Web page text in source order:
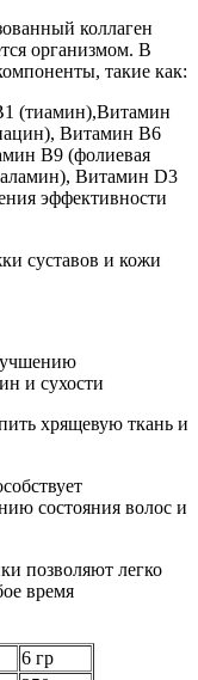
коллаген
организмом. В
такие как:
(тиамин),Витамин
Витамин B6
B9 (фолиевая
Витамин D3
эффективности
суставов и кожи
и сухости
хрящевую ткань и
состояния волос и
позволяют легко
время
6 гр